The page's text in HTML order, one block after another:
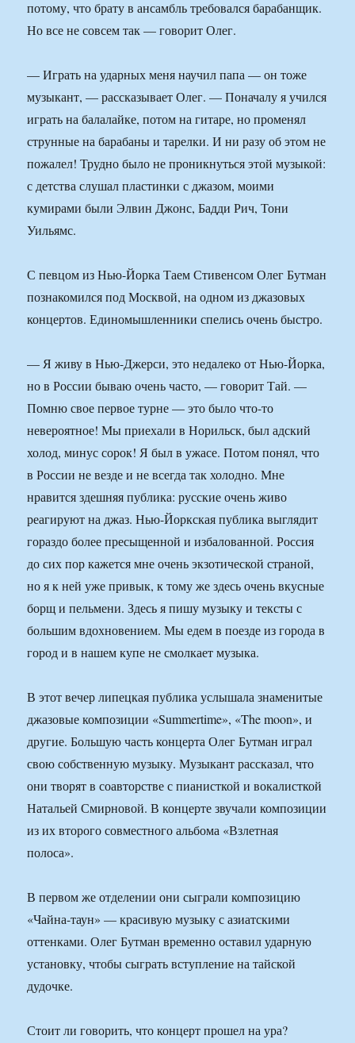
потому, что брату в ансамбль требовался барабанщик.
Но все не совсем так — говорит Олег.
— Играть на ударных меня научил папа — он тоже
музыкант, — рассказывает Олег. — Поначалу я учился
играть на балалайке, потом на гитаре, но променял
струнные на барабаны и тарелки. И ни разу об этом не
пожалел! Трудно было не проникнуться этой музыкой:
с детства слушал пластинки с джазом, моими
кумирами были Элвин Джонс, Бадди Рич, Тони
Уильямс.
С певцом из Нью-Йорка Таем Стивенсом Олег Бутман
познакомился под Москвой, на одном из джазовых
концертов. Единомышленники спелись очень быстро.
— Я живу в Нью-Джерси, это недалеко от Нью-Йорка,
но в России бываю очень часто, — говорит Тай. —
Помню свое первое турне — это было что-то
невероятное! Мы приехали в Норильск, был адский
холод, минус сорок! Я был в ужасе. Потом понял, что
в России не везде и не всегда так холодно. Мне
нравится здешняя публика: русские очень живо
реагируют на джаз. Нью-Йоркская публика выглядит
гораздо более пресыщенной и избалованной. Россия
до сих пор кажется мне очень экзотической страной,
но я к ней уже привык, к тому же здесь очень вкусные
борщ и пельмени. Здесь я пишу музыку и тексты с
большим вдохновением. Мы едем в поезде из города в
город и в нашем купе не смолкает музыка.
В этот вечер липецкая публика услышала знаменитые
джазовые композиции «Summertime», «The moon», и
другие. Большую часть концерта Олег Бутман играл
свою собственную музыку. Музыкант рассказал, что
они творят в соавторстве с пианисткой и вокалисткой
Натальей Смирновой. В концерте звучали композиции
из их второго совместного альбома «Взлетная
полоса».
В первом же отделении они сыграли композицию
«Чайна-таун» — красивую музыку с азиатскими
оттенками. Олег Бутман временно оставил ударную
установку, чтобы сыграть вступление на тайской
дудочке.
Стоит ли говорить, что концерт прошел на ура?